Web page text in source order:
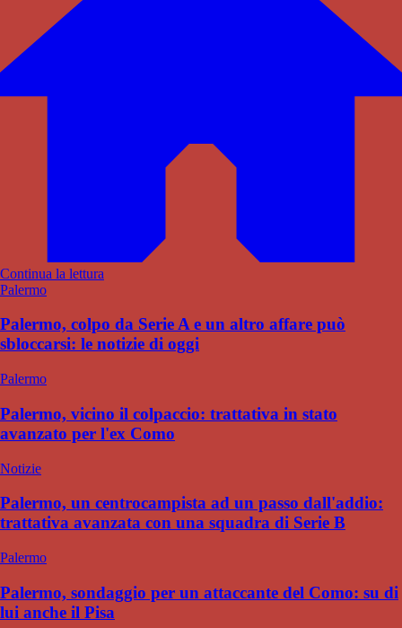
Continua la lettura
Palermo
Palermo, colpo da Serie A e un altro affare può
sbloccarsi: le notizie di oggi
Palermo
Palermo, vicino il colpaccio: trattativa in stato
avanzato per l'ex Como
Notizie
Palermo, un centrocampista ad un passo dall'addio:
trattativa avanzata con una squadra di Serie B
Palermo
Palermo, sondaggio per un attaccante del Como: su di
lui anche il Pisa